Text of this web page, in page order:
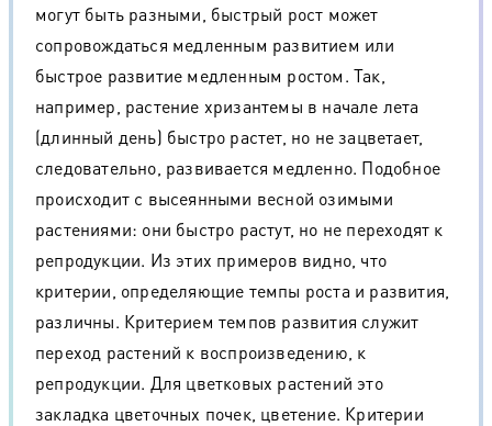
могут быть разными, быстрый рост может
сопровождаться медленным развитием или
быстрое развитие медленным ростом. Так,
например, растение хризантемы в начале лета
(длинный день) быстро растет, но не зацветает,
следовательно, развивается медленно. Подобное
происходит с высеянными весной озимыми
растениями: они быстро растут, но не переходят к
репродукции. Из этих примеров видно, что
критерии, определяющие темпы роста и развития,
различны. Критерием темпов развития служит
переход растений к воспроизведению, к
репродукции. Для цветковых растений это
закладка цветочных почек, цветение. Критерии